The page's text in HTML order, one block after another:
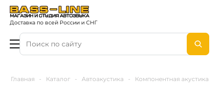
Доставка по всей России и СНГ
Главная - Каталог - Автоакустика -
Компонентная акустика